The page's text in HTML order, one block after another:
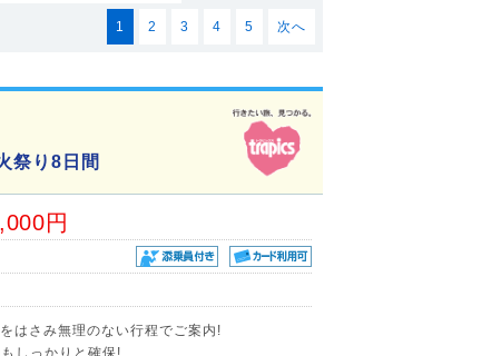
1 2 3 4 5 次へ
祭り8日間
円
はさみ無理のない行程でご案内!
しっかりと確保!